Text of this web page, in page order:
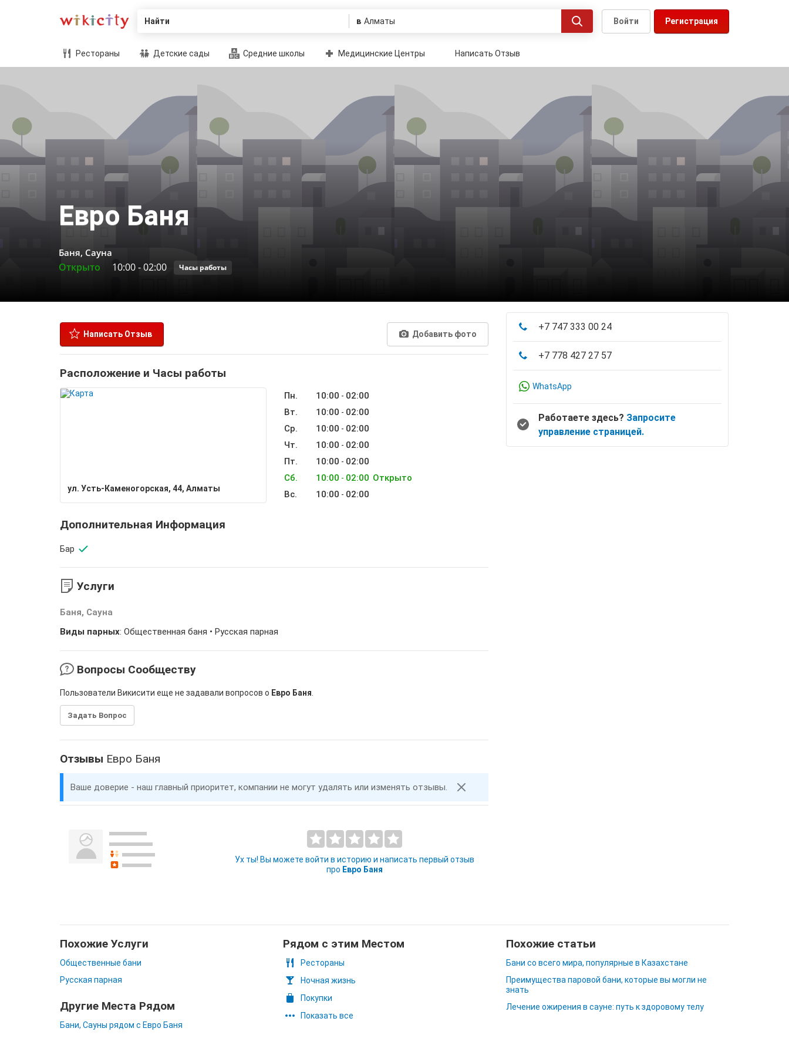
Найти в Регистрация
Войти
Рестораны Детские сады Средние школы Медицинские Центры Написать Отзыв
Евро Баня
Баня, Сауна
Открыто 10:00-02:00 Часы работы
Написать Отзыв Добавить фото
Расположение и Часы работы
​ул. Усть-Каменогорская, 44, Алматы
Пн. 10:00 - 02:00
Вт.
10:00 - 02:00
Ср.
10:00 - 02:00
Чт.
10:00 - 02:00
Пт.
10:00 - 02:00
Сб.
10:00 - 02:00 Открыто
Вс.
10:00 - 02:00
Дополнительная Информация
Бар
Услуги
Баня, Сауна
Виды парных: Общественная баня • Русская парная
Вопросы Сообществу
Пользователи Викисити еще не задавали вопросов о Евро Баня
Задать Вопрос
Отзывы Евро Баня
Ваше доверие - наш главный приоритет, компании не могут удалять или изменять отзывы.
Ух ты! Вы можете войти в историю и написать первый отзыв
про Евро Баня
+7 747 333 00 24
+7 778 427 27 57
WhatsApp
Работаете здесь? Запросите
управление страницей.
Похожие Услуги
Общественные бани
Русская парная
Другие Места Рядом
Бани, Сауны рядом с Евро Баня
Рядом с этим Местом
Рестораны
Ночная жизнь
Покупки
Показать все
Похожие статьи
Бани со всего мира, популярные в Казахстане
Преимущества паровой бани, которые вы могли не
знать
Лечение ожирения в сауне: путь к здоровому телу